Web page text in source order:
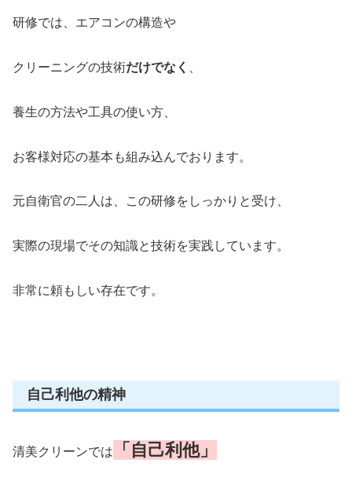
研修では、エアコンの構造や
クリーニングの技術だけでなく
養生の方法や工具の使い方、
お客様対応の基本も組み込んでおります。
元自衛官の二人は、この研修をしっかりと受け、
実際の現場でその知識と技術を実践しています。
非常に頼もしい存在です。
自己利他の精神
清美クリーンでは 「自己利他」